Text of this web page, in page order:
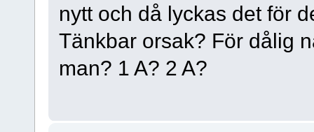
nytt och då lyckas det för
Tänkbar orsak? För dålig
man? 1 A? 2 A?